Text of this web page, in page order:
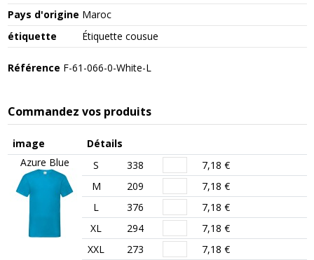
Pays d'origine Maroc
étiquette
Étiquette cousue
Référence F-61-066-0-White-L
Commandez vos produits
image
Détails
Azure Blue
S 338
7,18 €
M
209
7,18 €
L
376
7,18 €
XL
294
7,18 €
XXL
273
7,18 €